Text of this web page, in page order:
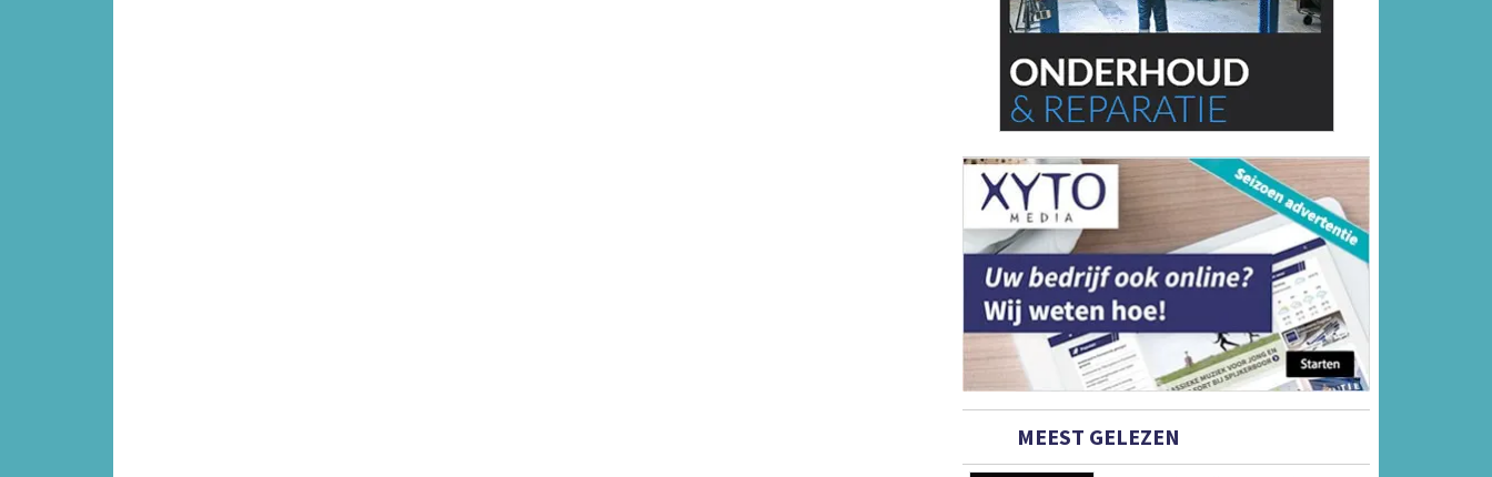
MEEST GELEZEN